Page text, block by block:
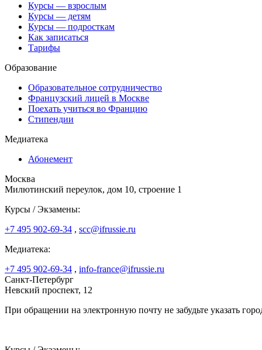
Курсы — взрослым
Курсы — детям
Курсы — подросткам
Как записаться
Тарифы
Образование
Образовательное сотрудничество
Французский лицей в Москве
Поехать учиться во Францию
Стипендии
Медиатека
Абонемент
Москва
Милютинский переулок, дом 10, строение 1
Курсы / Экзамены:
+7 495 902-69-34 , scc@ifrussie.ru
Медиатека:
+7 495 902-69-34 , info-france@ifrussie.ru
Санкт-Петербург
Невский проспект, 12
При обращении на электронную почту не забудьте указать